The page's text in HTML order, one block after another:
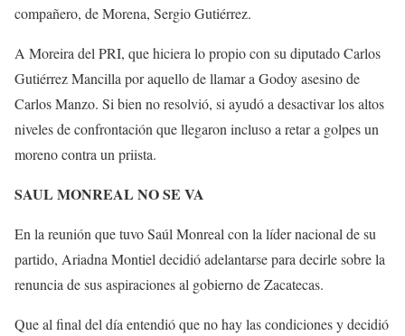
compañero, de Morena, Sergio Gutiérrez.
A Moreira del PRI, que hiciera lo propio con su diputado Carlos
Gutiérrez Mancilla por aquello de llamar a Godoy asesino de
Carlos Manzo. Si bien no resolvió, si ayudó a desactivar los altos
niveles de confrontación que llegaron incluso a retar a golpes un
moreno contra un priista.
SAUL MONREAL NO SE VA
En la reunión que tuvo Saúl Monreal con la líder nacional de su
partido, Ariadna Montiel decidió adelantarse para decirle sobre la
renuncia de sus aspiraciones al gobierno de Zacatecas.
Que al final del día entendió que no hay las condiciones y decidió